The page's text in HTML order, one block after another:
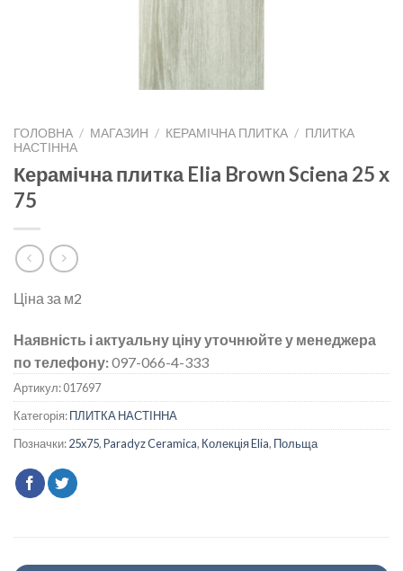
ГОЛОВНА / МАГАЗИН / КЕРАМІЧНА ПЛИТКА / ПЛИТКА
НАСТІННА
Керамічна плитка Elia Brown Sciena 25 х
75
Ціна за м2
Наявність і актуальну ціну уточнюйте у менеджера
по телефону:097-066-4-333
Артикул:017697
Категорія:ПЛИТКА НАСТІННА
Позначки:25x75,Paradyz Ceramica, Колекція Elia, Польща